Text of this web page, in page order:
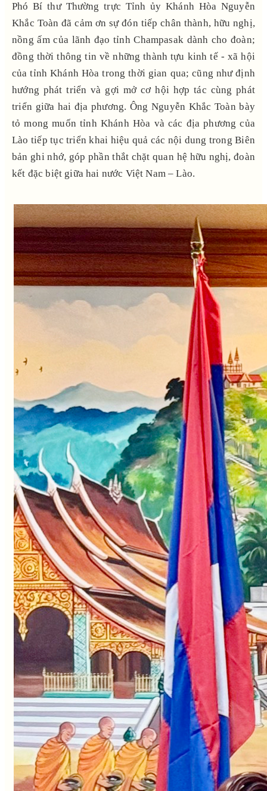
Phó Bí thư Thường trực Tỉnh ủy Khánh Hòa Nguyễn
Khắc Toàn đã cảm ơn sự đón tiếp chân thành, hữu nghị,
nồng ấm của lãnh đạo tỉnh Champasak dành cho đoàn;
đồng thời thông tin về những thành tựu kinh tế - xã hội
của tỉnh Khánh Hòa trong thời gian qua; cũng như định
hướng phát triển và gợi mở cơ hội hợp tác cùng phát
triển giữa hai địa phương. Ông Nguyễn Khắc Toàn bày
tỏ mong muốn tỉnh Khánh Hòa và các địa phương của
Lào tiếp tục triển khai hiệu quả các nội dung trong Biên
bản ghi nhớ, góp phần thắt chặt quan hệ hữu nghị, đoàn
kết đặc biệt giữa hai nước Việt Nam – Lào.